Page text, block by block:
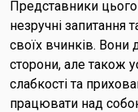
Представники цього
незручні запитання
своїх вчинків. Вони
сторони, але також
слабкості та
працювати над